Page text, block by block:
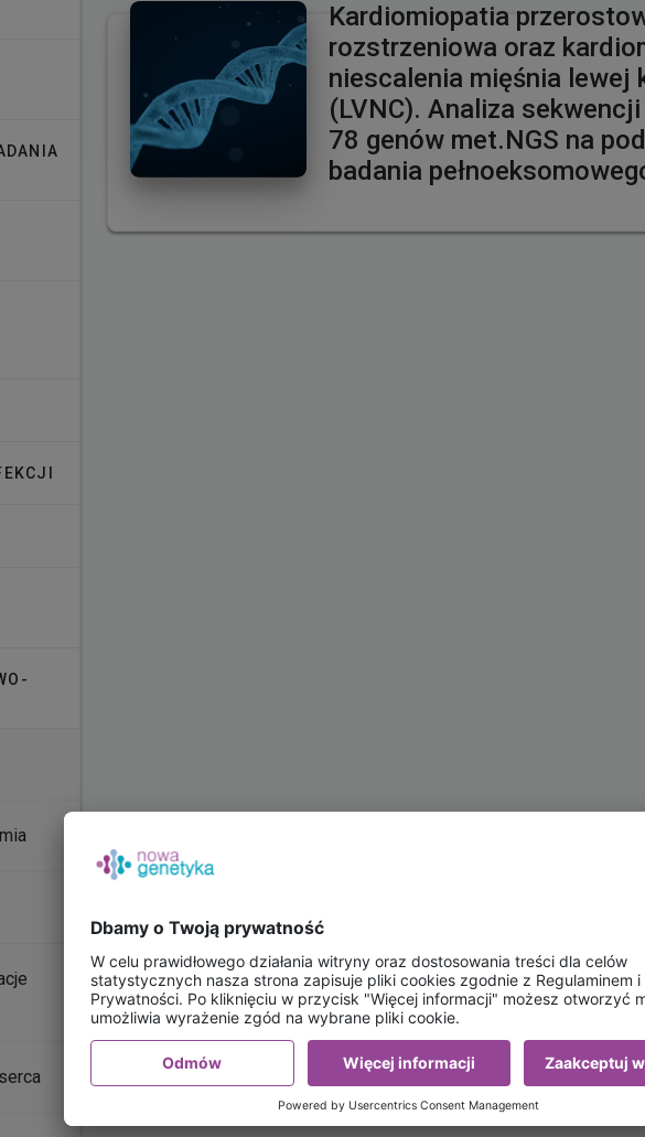
Kardiomiopatia
rozstrzeniowa oraz
niescalenia mięśnia lewej
(LVNC). Analiza
78 genów met.NGS na
badania